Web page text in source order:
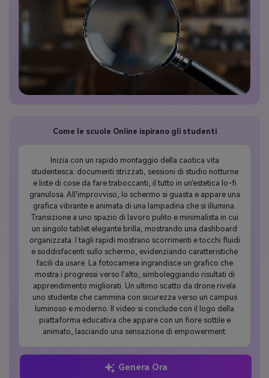
Come le scuole Online ispirano gli studenti
Inizia con un rapido montaggio della caotica vita
studentesca: documenti strizzati, sessioni di studio notturne
e liste di cose da fare traboccanti, il tutto in un'estetica lo-fi
granulosa. All'improvviso, lo schermo si guasta e appare una
grafica vibrante e animata di una lampadina che si illumina.
Transizione a uno spazio di lavoro pulito e minimalista in cui
un singolo tablet elegante brilla, mostrando una dashboard
organizzata. I tagli rapidi mostrano scorrimenti e tocchi fluidi
e soddisfacenti sullo schermo, evidenziando caratteristiche
facili da usare. La fotocamera ingrandisce un grafico che
mostra i progressi verso l'alto, simboleggiando risultati di
apprendimento migliorati. Un ultimo scatto da drone rivela
uno studente che cammina con sicurezza verso un campus
luminoso e moderno. Il video si conclude con il logo della
piattaforma educativa che appare con un fiore sottile e
animato, lasciando una sensazione di empowerment.
Genera Ora